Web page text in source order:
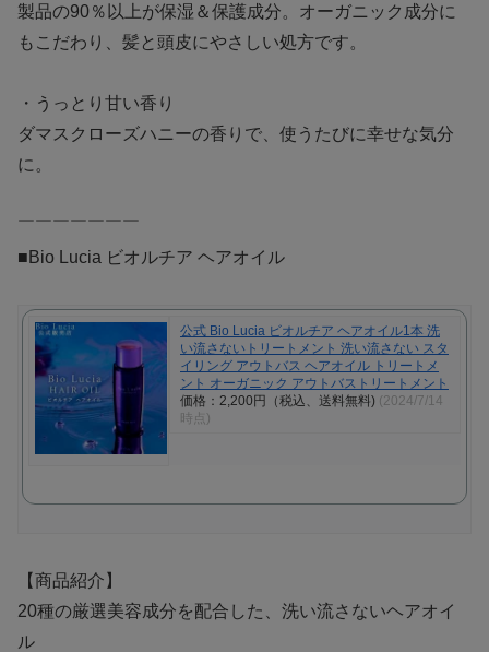
製品の90％以上が保湿＆保護成分。オーガニック成分に
もこだわり、髪と頭皮にやさしい処方です。
・うっとり甘い香り
ダマスクローズハニーの香りで、使うたびに幸せな気分
に。
￣￣￣￣￣￣￣
■Bio Lucia ビオルチア ヘアオイル
公式 Bio Lucia ビオルチア ヘアオイル1本 洗
い流さないトリートメント 洗い流さない スタ
イリング アウトバス ヘアオイル トリートメ
ント オーガニック アウトバストリートメント
価格：2,200円（税込、送料無料) (2024/7/14
時点)
【商品紹介】
20種の厳選美容成分を配合した、洗い流さないヘアオイ
ル